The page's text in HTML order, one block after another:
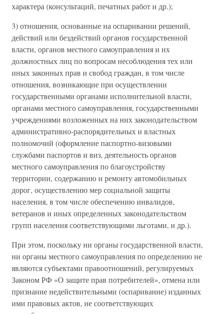
характера (консультаций, печатных работ и др.);
3) отношения, основанные на оспаривании решений,
действий или бездействий органов государственной
власти, органов местного самоуправления и их
должностных лиц по вопросам несоблюдения тех или
иных законных прав и свобод граждан, в том числе
отношения, возникающие при осуществлении
государственными органами исполнительной власти,
органами местного самоуправления, государственными
учреждениями возложенных на них законодательством
административно-распорядительных и властных
полномочий (оформление паспортно-визовыми
службами паспортов и виз, деятельность органов
местного самоуправления по благоустройству
территории, содержанию и ремонту автомобильных
дорог, осуществлению мер социальной защиты
населения, в том числе обеспечению инвалидов,
ветеранов и иных определенных законодательством
групп населения соответствующими льготами, и др.).
При этом, поскольку ни органы государственной власти,
ни органы местного самоуправления по определению не
являются субъектами правоотношений, регулируемых
Законом РФ «О защите прав потребителей», отмена или
признание недействительными (оспаривание) изданных
ими правовых актов, не соответствующих